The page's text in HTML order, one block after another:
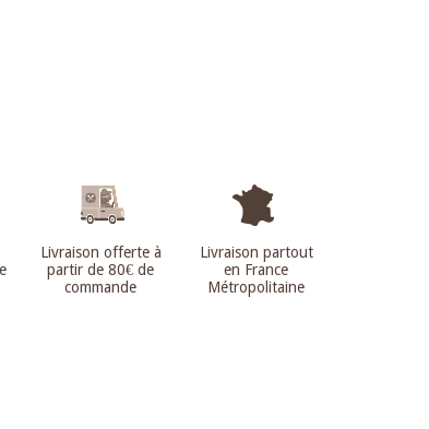
Livraison offerte à
partir de 80€ de
commande
Livraison partout
en France
Métropolitaine